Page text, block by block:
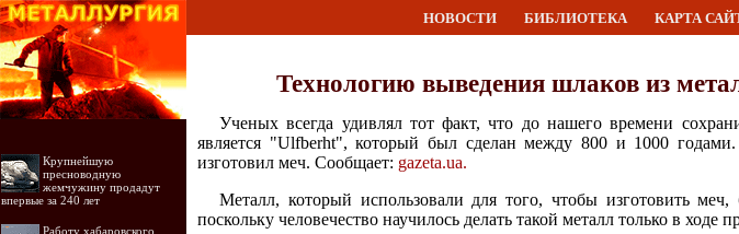
НОВОСТИ БИБЛИОТЕКА КАРТА
Крупнейшую
пресноводную
жемчужину продадут
впервые за 240 лет
Работу хабаровского
Технологию выведения шлаков из
Ученых всегда удивлял тот факт, что до нашего времени
является "Ulfberht", который был сделан между 800 и 1000
изготовил меч. Сообщает: gazeta.ua.
Металл, который использовали для того, чтобы изготовить
поскольку человечество научилось делать такой металл только в